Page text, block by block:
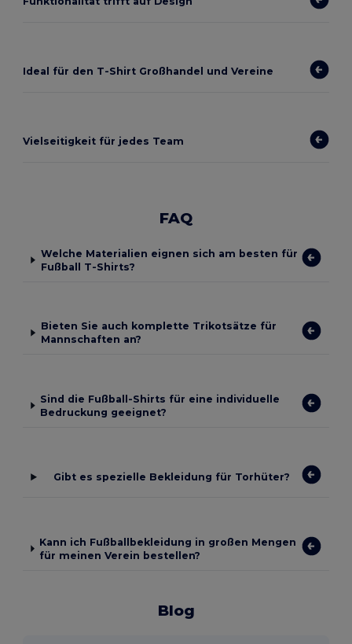
Ideal für den T-Shirt Großhandel und Vereine
Vielseitigkeit für jedes Team
FAQ
Welche Materialien eignen sich am besten für
Fußball T-Shirts?
Bieten Sie auch komplette Trikotsätze für
Mannschaften an?
Sind die Fußball-Shirts für eine individuelle
Bedruckung geeignet?
Gibt es spezielle Bekleidung für Torhüter?
Kann ich Fußballbekleidung in großen Mengen
für meinen Verein bestellen?
Blog